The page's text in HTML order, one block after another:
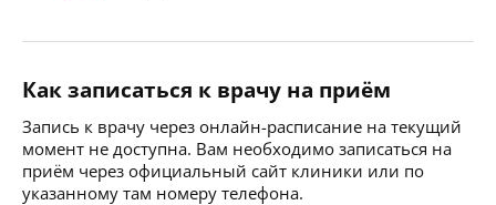
Как записаться к врачу на приём
Запись к врачу через онлайн-расписание на текущий
момент не доступна. Вам необходимо записаться на
приём через официальный сайт клиники или по
указанному там номеру телефона.